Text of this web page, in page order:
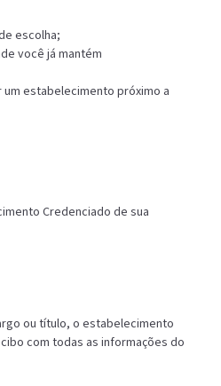
escolha;
você já mantém
estabelecimento próximo a
Credenciado de sua
ou título, o estabelecimento
com todas as informações do